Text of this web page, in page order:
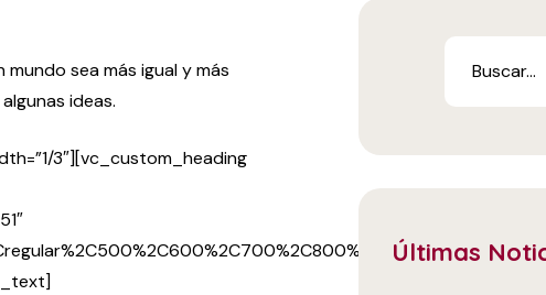
sea más igual y más
ideas.
3″][vc_custom_heading
Últimas